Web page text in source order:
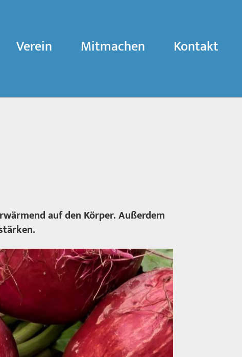
Verein Mitmachen Kontakt
auf den Körper. Außerdem